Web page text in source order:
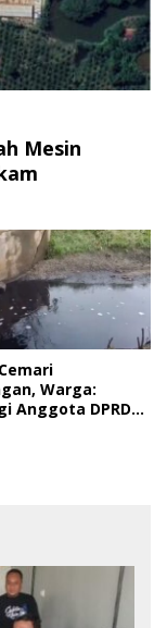
Mesin
Warga:
Anggota DPRD